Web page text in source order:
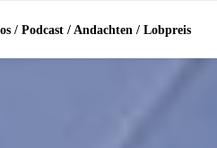
/ Podcast / Andachten / Lobpreis